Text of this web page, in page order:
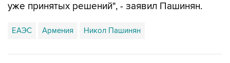
уже принятых решений", - заявил Пашинян.
ЕАЭС Армения Никол Пашинян